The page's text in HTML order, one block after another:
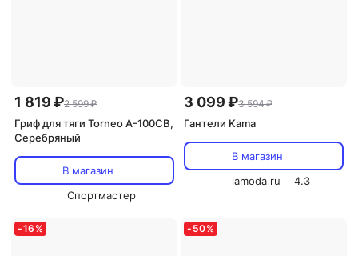
1 819 ₽2 599 ₽
Гриф для тяги Torneo A-100CB,
Серебряный
В магазин
Спортмастер
3 099 ₽3 594 ₽
Гантели Kama
В магазин
lamoda ru
4.3
-16 % - 50%